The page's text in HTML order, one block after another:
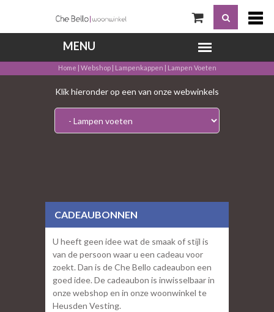
Home | Webshop| Lampenkappen | Lampen Voeten
Klik hieronder op een van onze webwinkels
CADEAUBONNEN
U heeft geen idee wat de smaak of stijl is
van de persoon waar u een cadeau voor
zoekt. Dan is de Che Bello cadeaubon een
goed idee. De cadeaubon is inwisselbaar in
onze webshop en in onze woonwinkel te
Heusden Vesting.